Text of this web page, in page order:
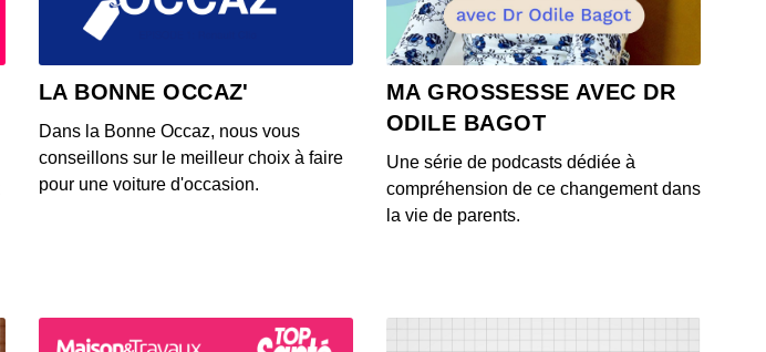
00:03:39 - IL Y A 6 ANS
S12E143: L'actu auto du 22 juillet 2020
LA BONNE OCCAZ'
Dans la Bonne Occaz, nous vous
conseillons sur le meilleur choix à faire
pour une voiture d'occasion.
MA GROSSESSE AVEC DR
ODILE BAGOT
Une série de podcasts dédiée à
compréhension de ce changement dans
la vie de parents.